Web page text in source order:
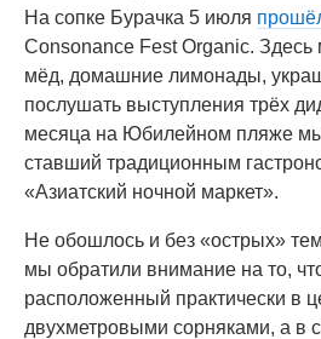
На сопке Бурачка 5 июля
Consonance Fest Organiс.
мёд, домашние лимонады,
послушать выступления трёх
месяца на Юбилейном пляже
ставший традиционным
«Азиатский ночной маркет».
Не обошлось и без «острых»
мы обратили внимание на то,
расположенный практически в
двухметровыми сорняками, а в